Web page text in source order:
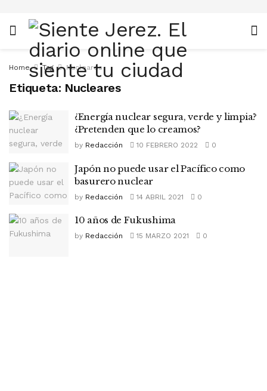
Home Tag Nucleares
Etiqueta: Nucleares
¿Energía nuclear segura, verde y limpia?
¿Pretenden que lo creamos?
by Redacción 10 FEBRERO 2022 0
Japón no puede usar el Pacífico como
basurero nuclear
by Redacción 14 ABRIL 2021 0
10 años de Fukushima
by Redacción 15 MARZO 2021 0